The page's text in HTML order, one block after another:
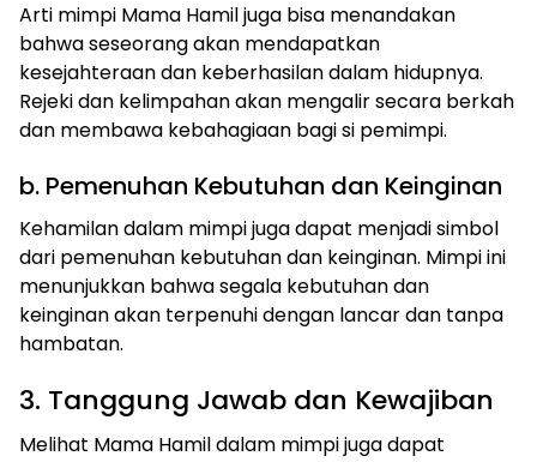
Arti mimpi Mama Hamil juga bisa menandakan
bahwa seseorang akan mendapatkan
kesejahteraan dan keberhasilan dalam hidupnya.
Rejeki dan kelimpahan akan mengalir secara berkah
dan membawa kebahagiaan bagi si pemimpi.
b. Pemenuhan Kebutuhan dan Keinginan
Kehamilan dalam mimpi juga dapat menjadi simbol
dari pemenuhan kebutuhan dan keinginan. Mimpi ini
menunjukkan bahwa segala kebutuhan dan
keinginan akan terpenuhi dengan lancar dan tanpa
hambatan.
3. Tanggung Jawab dan Kewajiban
Melihat Mama Hamil dalam mimpi juga dapat